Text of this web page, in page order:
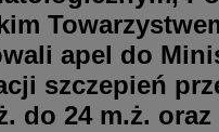
apel do
szczepień
do 24 m.ż. oraz